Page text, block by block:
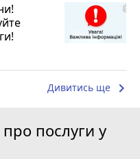
Дивитись ще keyboard_arrow_right
про послуги у